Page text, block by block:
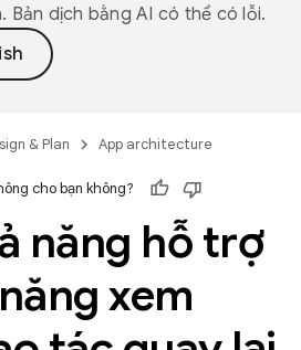
Bản dịch bằng AI có thể có lỗi.
& Plan App architecture
cho bạn không?
năng hỗ trợ
xem